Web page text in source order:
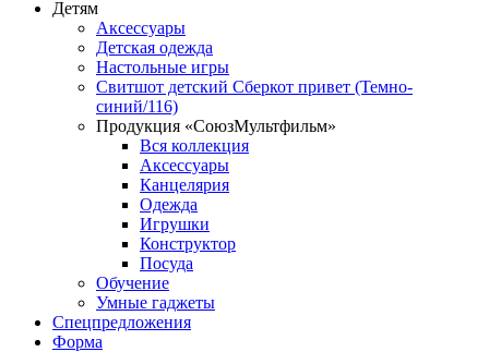
Детям
Аксессуары
Детская одежда
Настольные игры
Свитшот детский Сберкот привет (Темно-
синий/116)
Продукция «СоюзМультфильм»
Вся коллекция
Аксессуары
Канцелярия
Одежда
Игрушки
Конструктор
Посуда
Обучение
Умные гаджеты
Спецпредложения
Форма